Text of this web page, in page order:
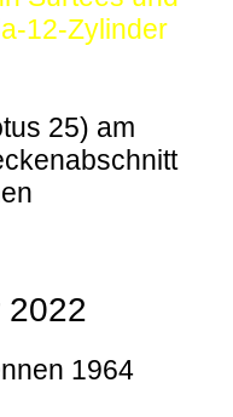
12-Zylinder
25) am
2022
1964